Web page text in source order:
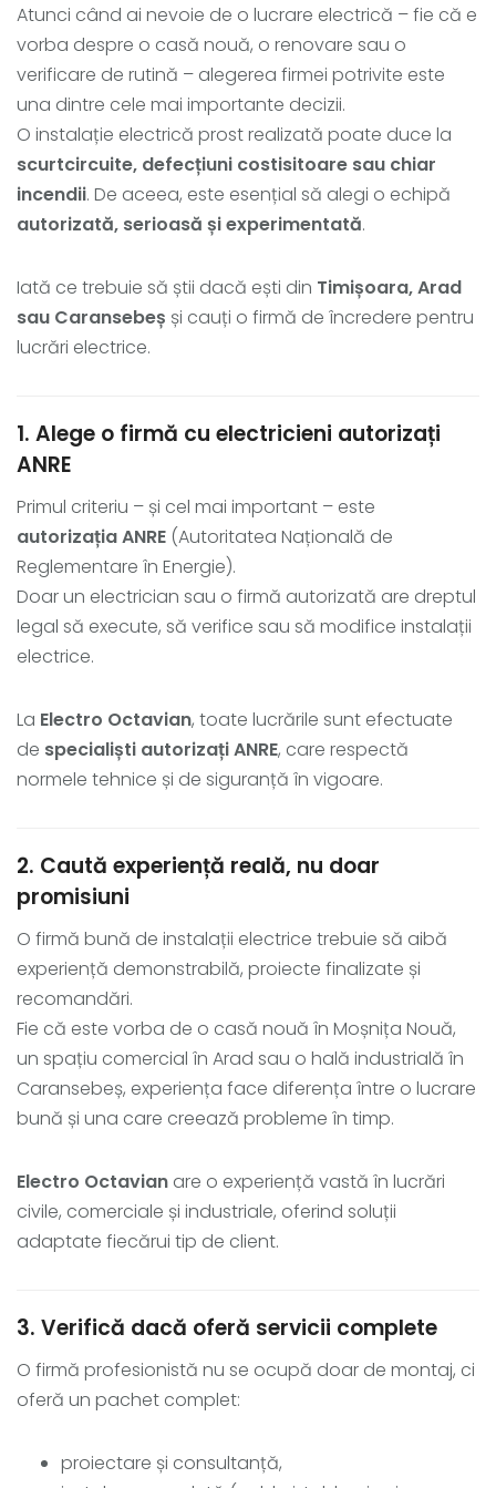
Atunci când ai nevoie de o lucrare electrică – fie că e
vorba despre o casă nouă, o renovare sau o
verificare de rutină – alegerea firmei potrivite este
una dintre cele mai importante decizii.
O instalație electrică prost realizată poate duce la
scurtcircuite, defecțiuni costisitoare sau chiar
incendii. De aceea, este esențial să alegi o echipă
autorizată, serioasă și experimentată.
Iată ce trebuie să știi dacă ești din Timișoara, Arad
sau Caransebeș și cauți o firmă de încredere pentru
lucrări electrice.
1. Alege o firmă cu electricieni autorizați
ANRE
Primul criteriu – și cel mai important – este
autorizația ANRE (Autoritatea Națională de
Reglementare în Energie).
Doar un electrician sau o firmă autorizată are dreptul
legal să execute, să verifice sau să modifice instalații
electrice.
La Electro Octavian, toate lucrările sunt efectuate
de specialiști autorizați ANRE, care respectă
normele tehnice și de siguranță în vigoare.
2. Caută experiență reală, nu doar
promisiuni
O firmă bună de instalații electrice trebuie să aibă
experiență demonstrabilă, proiecte finalizate și
recomandări.
Fie că este vorba de o casă nouă în Moșnița Nouă,
un spațiu comercial în Arad sau o hală industrială în
Caransebeș, experiența face diferența între o lucrare
bună și una care creează probleme în timp.
Electro Octavian are o experiență vastă în lucrări
civile, comerciale și industriale, oferind soluții
adaptate fiecărui tip de client.
3. Verifică dacă oferă servicii complete
O firmă profesionistă nu se ocupă doar de montaj, ci
oferă un pachet complet:
proiectare și consultanță,